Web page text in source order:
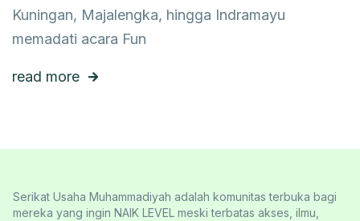
Kuningan, Majalengka, hingga Indramayu
memadati acara Fun
read more
Serikat Usaha Muhammadiyah adalah komunitas terbuka bagi
mereka yang ingin NAIK LEVEL meski terbatas akses, ilmu,